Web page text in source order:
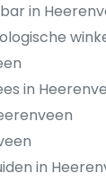
in
in
in